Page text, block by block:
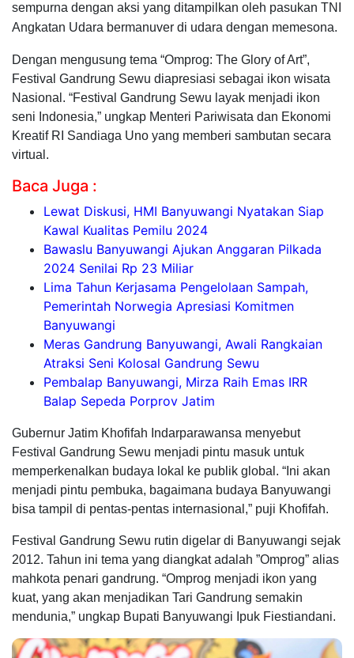
sempurna dengan aksi yang ditampilkan oleh pasukan TNI
Angkatan Udara bermanuver di udara dengan memesona.
Dengan mengusung tema “Omprog: The Glory of Art”,
Festival Gandrung Sewu diapresiasi sebagai ikon wisata
Nasional. “Festival Gandrung Sewu layak menjadi ikon
seni Indonesia,” ungkap Menteri Pariwisata dan Ekonomi
Kreatif RI Sandiaga Uno yang memberi sambutan secara
virtual.
Baca Juga :
Lewat Diskusi, HMI Banyuwangi Nyatakan Siap
Kawal Kualitas Pemilu 2024
Bawaslu Banyuwangi Ajukan Anggaran Pilkada
2024 Senilai Rp 23 Miliar
Lima Tahun Kerjasama Pengelolaan Sampah,
Pemerintah Norwegia Apresiasi Komitmen
Banyuwangi
Meras Gandrung Banyuwangi, Awali Rangkaian
Atraksi Seni Kolosal Gandrung Sewu
Pembalap Banyuwangi, Mirza Raih Emas IRR
Balap Sepeda Porprov Jatim
Gubernur Jatim Khofifah Indarparawansa menyebut
Festival Gandrung Sewu menjadi pintu masuk untuk
memperkenalkan budaya lokal ke publik global. “Ini akan
menjadi pintu pembuka, bagaimana budaya Banyuwangi
bisa tampil di pentas-pentas internasional,” puji Khofifah.
Festival Gandrung Sewu rutin digelar di Banyuwangi sejak
2012. Tahun ini tema yang diangkat adalah ”Omprog” alias
mahkota penari gandrung. “Omprog menjadi ikon yang
kuat, yang akan menjadikan Tari Gandrung semakin
mendunia,” ungkap Bupati Banyuwangi Ipuk Fiestiandani.